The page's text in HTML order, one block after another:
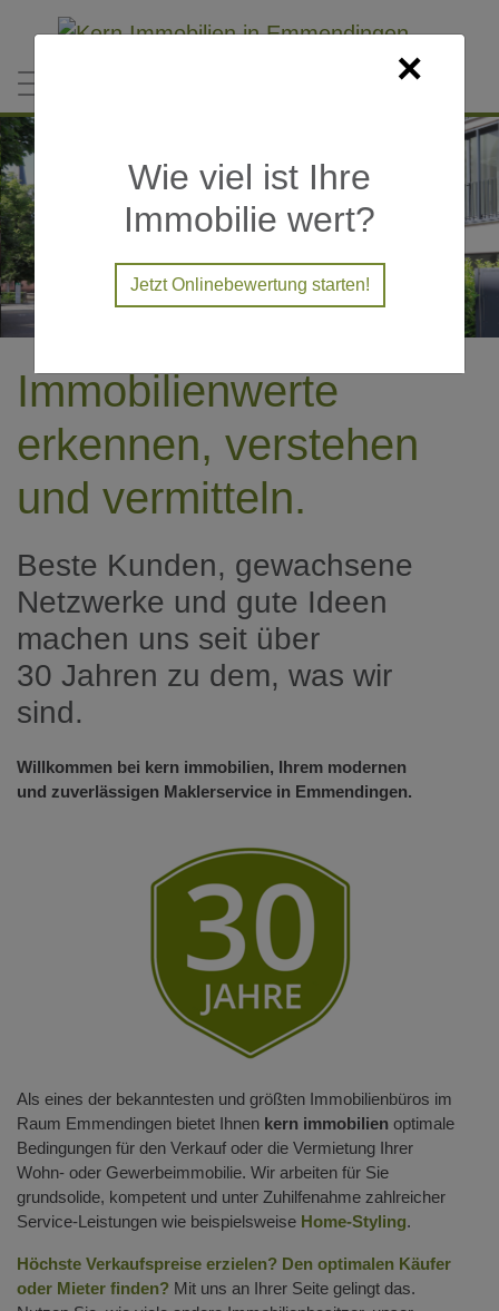
Immobilienwerte
erkennen, verstehen
und vermitteln.
Beste Kunden, gewachsene
Netzwerke und gute Ideen
machen uns seit über
30 Jahren zu dem, was wir
sind.
Willkommen bei kern immobilien, Ihrem modernen
und zuverlässigen Maklerservice in Emmendingen.
Als eines der bekanntesten und größten Immobilienbüros im
Raum Emmendingen bietet Ihnen kern immobilien optimale
Bedingungen für den Verkauf oder die Vermietung Ihrer
Wohn- oder Gewerbeimmobilie. Wir arbeiten für Sie
grundsolide, kompetent und unter Zuhilfenahme zahlreicher
Service-Leistungen wie beispielsweise Home-Styling.
Höchste Verkaufspreise erzielen? Den optimalen Käufer
oder Mieter finden? Mit uns an Ihrer Seite gelingt das.
×
Wie viel ist Ihre
Immobilie wert?
Jetzt Onlinebewertung starten!